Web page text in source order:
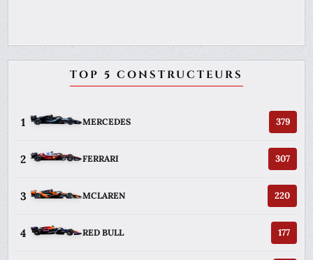
TOP 5 CONSTRUCTEURS
1 MERCEDES 379
2 FERRARI 307
3 MCLAREN 220
4 RED BULL 177